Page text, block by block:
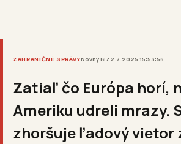
ZAHRANIČNÉ SPRÁVYNovny.BIZ2.7.2025 15:53:56
Zatiaľ čo Európa horí,
Ameriku udreli mrazy.
zhoršuje ľadový vietor